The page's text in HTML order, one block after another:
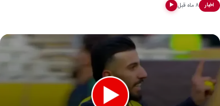
اخبار ۸ ماه قبل ▶